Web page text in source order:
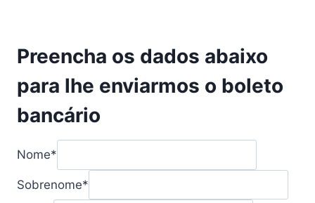
Preencha os dados abaixo
para lhe enviarmos o boleto
bancário
Nome*
Sobrenome*